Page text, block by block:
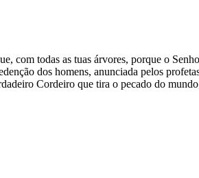
com todas as tuas árvores, porque o
dos homens, anunciada pelos
Cordeiro que tira o pecado do